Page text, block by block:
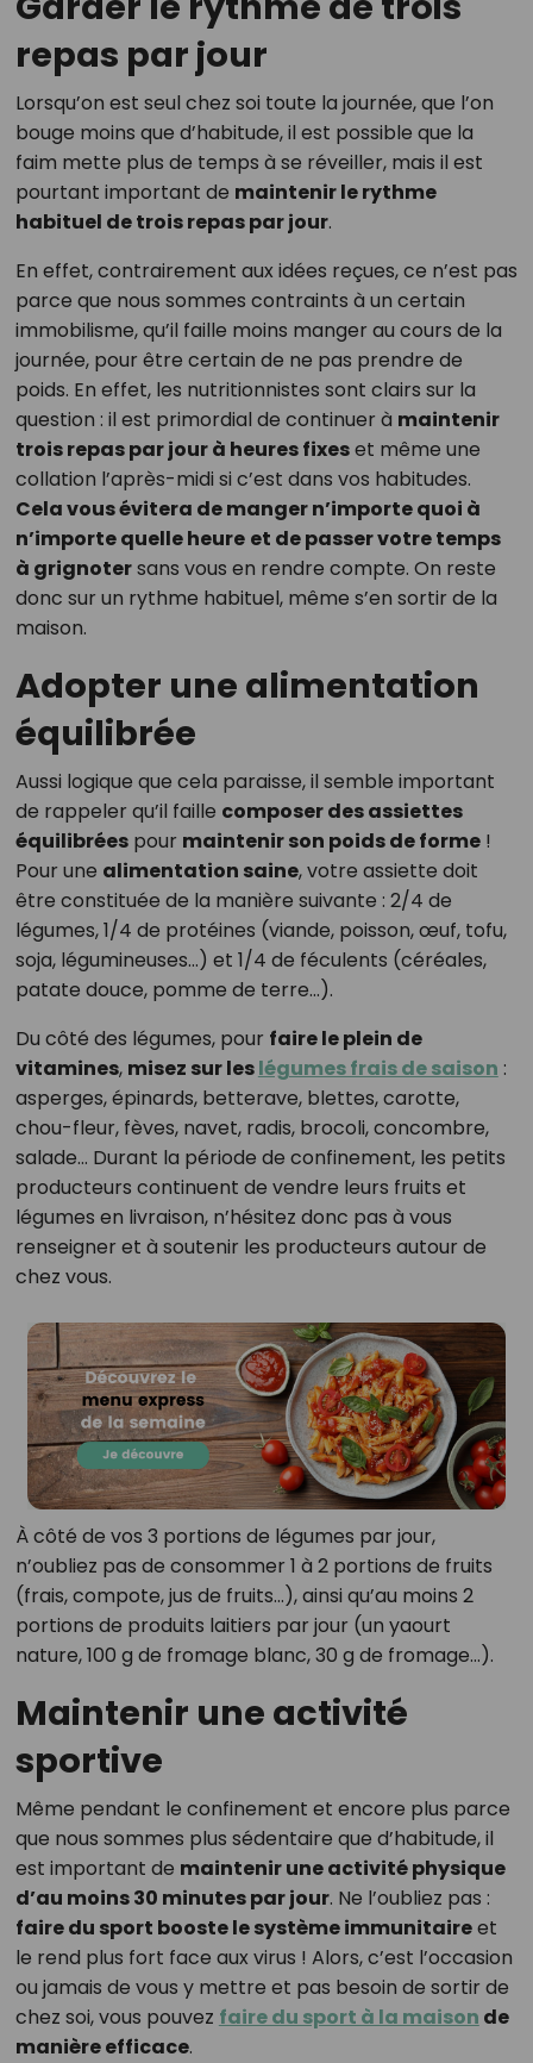
repas par jour
Lorsqu’on est seul chez soi toute la journée, que l’on
bouge moins que d’habitude, il est possible que la
faim mette plus de temps à se réveiller, mais il est
pourtant important de maintenir le rythme
habituel de trois repas par jour.
En effet, contrairement aux idées reçues, ce n’est pas
parce que nous sommes contraints à un certain
immobilisme, qu’il faille moins manger au cours de la
journée, pour être certain de ne pas prendre de
poids. En effet, les nutritionnistes sont clairs sur la
question : il est primordial de continuer à maintenir
trois repas par jour à heures fixeset même une
collation l’après-midi si c’est dans vos habitudes.
Cela vous évitera de manger n’importe quoi à
n’importe quelle heure et de passer votre temps
à grignotersans vous en rendre compte. On reste
donc sur un rythme habituel, même s’en sortir de la
maison.
Adopter une alimentation
équilibrée
Aussi logique que cela paraisse, il semble important
de rappeler qu’il faille composer des assiettes
équilibréespour maintenir son poids de forme!
Pour une alimentation saine, votre assiette doit
être constituée de la manière suivante : 2/4 de
légumes, 1/4 de protéines (viande, poisson, œuf, tofu,
soja, légumineuses…) et 1/4 de féculents (céréales,
patate douce, pomme de terre…).
Du côté des légumes, pour faire le plein de
vitamines, misez sur leslégumes frais de saison :
asperges, épinards, betterave, blettes, carotte,
chou-fleur, fèves, navet, radis, brocoli, concombre,
salade… Durant la période de confinement, les petits
producteurs continuent de vendre leurs fruits et
légumes en livraison, n’hésitez donc pas à vous
renseigner et à soutenir les producteurs autour de
chez vous.
À côté de vos 3 portions de légumes par jour,
n’oubliez pas de consommer 1 à 2 portions de fruits
(frais, compote, jus de fruits…), ainsi qu’au moins 2
portions de produits laitiers par jour (un yaourt
nature, 100 g de fromage blanc, 30 g de fromage…).
Maintenir une activité
sportive
Même pendant le confinement et encore plus parce
que nous sommes plus sédentaire que d’habitude, il
est important de maintenir une activité physique
d’au moins 30 minutes par jour. Ne l’oubliez pas :
faire du sport booste le système immunitaireet
le rend plus fort face aux virus ! Alors, c’est l’occasion
ou jamais de vous y mettre et pas besoin de sortir de
chez soi, vous pouvez faire du sport à la maison de
manière efficace.